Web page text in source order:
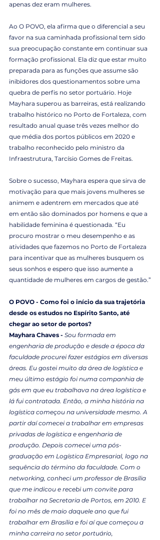
apenas dez eram mulheres.
Ao O POVO, ela afirma que o diferencial a seu
favor na sua caminhada profissional tem sido
sua preocupação constante em continuar sua
formação profissional. Ela diz que estar muito
preparada para as funções que assume são
inibidores dos questionamentos sobre uma
quebra de perfis no setor portuário. Hoje
Mayhara superou as barreiras, está realizando
trabalho histórico no Porto de Fortaleza, com
resultado anual quase três vezes melhor do
que média dos portos públicos em 2020 e
trabalho reconhecido pelo ministro da
Infraestrutura, Tarcísio Gomes de Freitas.
Sobre o sucesso, Mayhara espera que sirva de
motivação para que mais jovens mulheres se
animem e adentrem em mercados que até
em então são dominados por homens e que a
habilidade feminina é questionada. “Eu
procuro mostrar o meu desempenho e as
atividades que fazemos no Porto de Fortaleza
para incentivar que as mulheres busquem os
seus sonhos e espero que isso aumente a
quantidade de mulheres em cargos de gestão.”
O POVO - Como foi o início da sua trajetória
desde os estudos no Espírito Santo, até
chegar ao setor de portos?
Mayhara Chaves - Sou formada em
engenharia de produção e desde a época da
faculdade procurei fazer estágios em diversas
áreas. Eu gostei muito da área de logística e
meu último estágio foi numa companhia de
gás em que eu trabalhava na área logística e
lá fui contratada. Então, a minha história na
logística começou na universidade mesmo. A
partir daí comecei a trabalhar em empresas
privadas de logística e engenharia de
produção. Depois comecei uma pós-
graduação em Logística Empresarial, logo na
sequência do término da faculdade. Com o
networking, conheci um professor de Brasília
que me indicou e recebi um convite para
trabalhar na Secretaria de Portos, em 2010. E
foi no mês de maio daquele ano que fui
trabalhar em Brasília e foi aí que começou a
minha carreira no setor portuário,